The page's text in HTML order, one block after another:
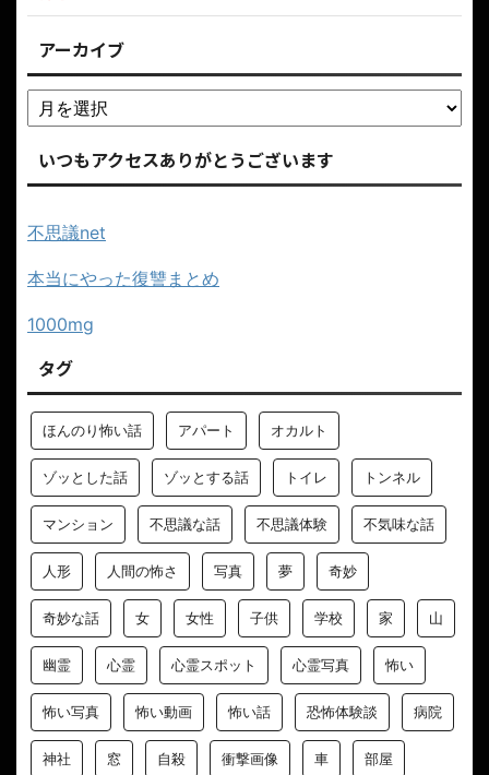
アーカイブ
いつもアクセスありがとうございます
不思議net
本当にやった復讐まとめ
1000mg
タグ
ほんのり怖い話 アパート オカルト
ゾッとした話 ゾッとする話 トイレ トンネル
マンション 不思議な話 不思議体験 不気味な話
人形 人間の怖さ 写真 夢 奇妙
奇妙な話 女 女性 子供 学校 家 山
幽霊 心霊 心霊スポット 心霊写真 怖い
怖い写真 怖い動画 怖い話 恐怖体験談 病院
神社 窓 自殺 衝撃画像 車 部屋